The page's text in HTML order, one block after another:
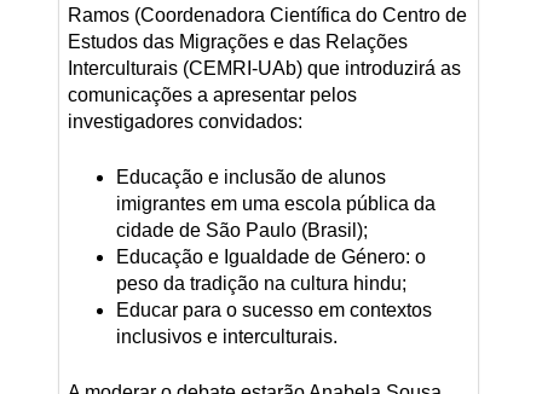
Ramos (Coordenadora Científica do Centro de
Estudos das Migrações e das Relações
Interculturais (CEMRI-UAb) que introduzirá as
comunicações a apresentar pelos
investigadores convidados:
Educação e inclusão de alunos
imigrantes em uma escola pública da
cidade de São Paulo (Brasil);
Educação e Igualdade de Género: o
peso da tradição na cultura hindu;
Educar para o sucesso em contextos
inclusivos e interculturais.